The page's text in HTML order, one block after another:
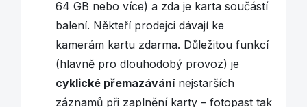
64 GB nebo více) a zda je karta součástí
balení. Někteří prodejci dávají ke
kamerám kartu zdarma. Důležitou funkcí
(hlavně pro dlouhodobý provoz) je
cyklické přemazávánínejstarších
záznamů při zaplnění karty – fotopast tak